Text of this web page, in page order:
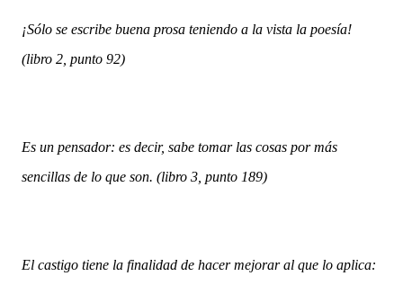
¡Sólo se escribe buena prosa teniendo a la vista la poesía!
(libro 2, punto 92)
Es un pensador: es decir, sabe tomar las cosas por más
sencillas de lo que son. (libro 3, punto 189)
El castigo tiene la finalidad de hacer mejorar al que lo aplica: